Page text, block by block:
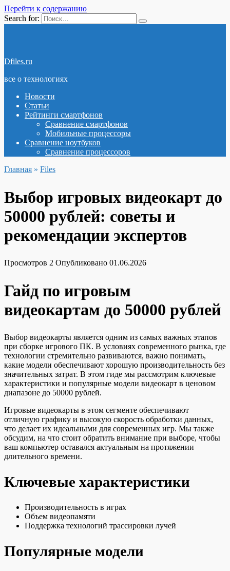
Перейти к содержанию
Search for:
Dfiles.ru
все о технологиях
Новости
Статьи
Рейтинги смартфонов
Сравнение смартфонов
Мобильные процессоры
Сравнение ноутбуков
Сравнение процессоров
Главная » Files
Выбор игровых видеокарт до
50000 рублей: советы и
рекомендации экспертов
Просмотров 2 Опубликовано 01.06.2026
Гайд по игровым
видеокартам до 50000 рублей
Выбор видеокарты является одним из самых важных этапов
при сборке игрового ПК. В условиях современного рынка, где
технологии стремительно развиваются, важно понимать,
какие модели обеспечивают хорошую производительность без
значительных затрат. В этом гиде мы рассмотрим ключевые
характеристики и популярные модели видеокарт в ценовом
диапазоне до 50000 рублей.
Игровые видеокарты в этом сегменте обеспечивают
отличную графику и высокую скорость обработки данных,
что делает их идеальными для современных игр. Мы также
обсудим, на что стоит обратить внимание при выборе, чтобы
ваш компьютер оставался актуальным на протяжении
длительного времени.
Ключевые характеристики
Производительность в играх
Объем видеопамяти
Поддержка технологий трассировки лучей
Популярные модели